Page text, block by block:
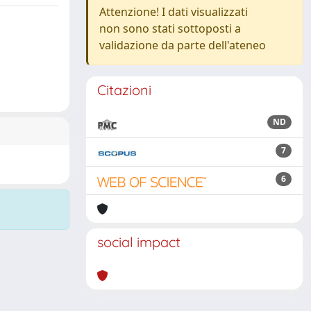
Attenzione! I dati visualizzati
non sono stati sottoposti a
validazione da parte dell'ateneo
Citazioni
ND
7
6
social impact